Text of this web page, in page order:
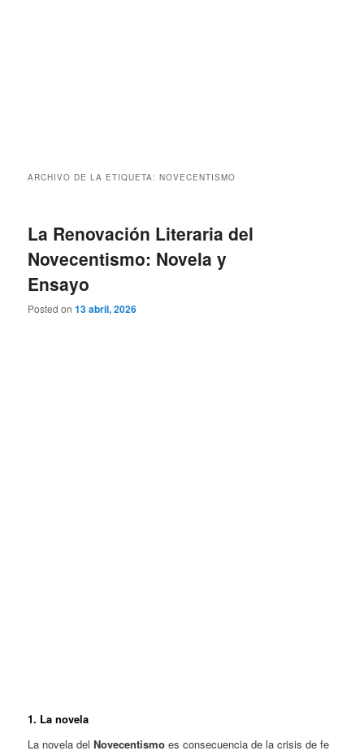
ARCHIVO DE LA ETIQUETA:NOVECENTISMO
La Renovación Literaria del
Novecentismo: Novela y
Ensayo
Posted on13 abril, 2026
1. La novela
La novela delNovecentismo es consecuencia de la crisis de fe